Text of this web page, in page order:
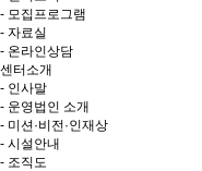
- 모집프로그램
- 자료실
- 온라인상담
센터소개
- 인사말
- 운영법인 소개
- 미션·비전·인재상
- 시설안내
- 조직도